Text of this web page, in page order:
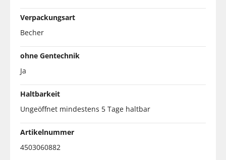
Verpackungsart
Becher
ohne Gentechnik
Ja
Haltbarkeit
Ungeöffnet mindestens 5 Tage haltbar
Artikelnummer
4503060882